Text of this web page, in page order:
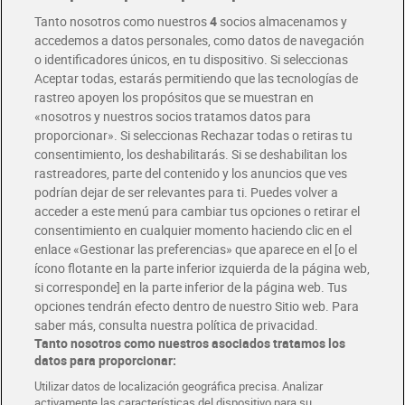
Envío gratis por compras superiores a 100€
Envío estandar por 4,99€
Glovo y Uber Eats
Solicita tu factura de Glovo o Uber Eats
Únete al CLUB Dia
Disfruta las ventajas y ofertas exclusivas.
Descárgate la APP Dia
Folletos y Tiendas
Descubre las mejores ofertas y busca tu tienda más cercana
Tarjeta MaX Dia
Te devuelve hasta 8€/mes de tus compras.
¡Solicita tu tarjeta de crédito aquí!
Tanto nosotros como nuestros4socios almacenamos y
accedemos a datos personales, como datos de navegación
o identificadores únicos, en tu dispositivo. Si seleccionas
Aceptar todas, estarás permitiendo que las tecnologías de
rastreo apoyen los propósitos que se muestran en
«nosotros y nuestros socios tratamos datos para
proporcionar». Si seleccionas Rechazar todas o retiras tu
consentimiento, los deshabilitarás. Si se deshabilitan los
rastreadores, parte del contenido y los anuncios que ves
podrían dejar de ser relevantes para ti. Puedes volver a
acceder a este menú para cambiar tus opciones o retirar el
consentimiento en cualquier momento haciendo clic en el
enlace «Gestionar las preferencias» que aparece en el [o el
ícono flotante en la parte inferior izquierda de la página web,
si corresponde] en la parte inferior de la página web. Tus
opciones tendrán efecto dentro de nuestro Sitio web. Para
saber más, consulta nuestra política de privacidad.
Tanto nosotros como nuestros asociados tratamos los
datos para proporcionar:
Utilizar datos de localización geográfica precisa. Analizar